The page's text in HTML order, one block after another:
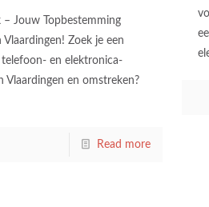
Jouw Topbestemming
Zoek je een
en elektronica-
Vlaardingen en omstreken?
Read more